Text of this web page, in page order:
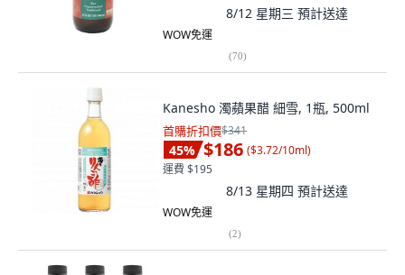
8/12 星期三 預計送達
WOW免運
(70)
Kanesho 濁蘋果醋 細雪, 1瓶, 500ml
首購折扣價$341
45% $186 ($3.72/10ml)
運費 $195
8/13 星期四 預計送達
WOW免運
(2)